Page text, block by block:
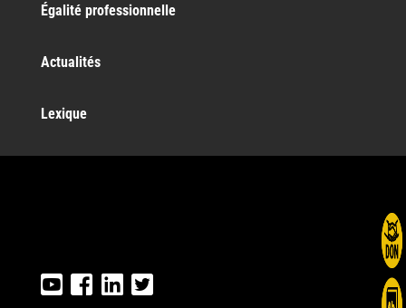
Égalité professionnelle
Actualités
Lexique